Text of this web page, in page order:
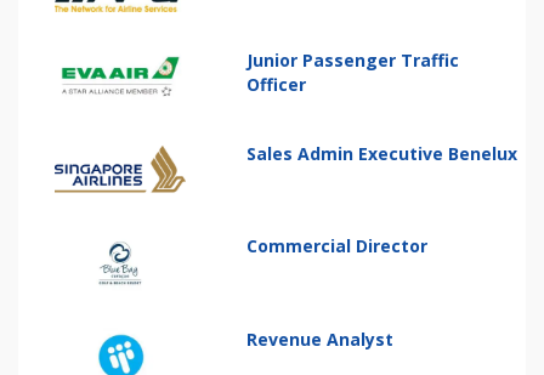
Junior Passenger Traffic
Officer
Sales Admin Executive Benelux
Commercial Director
Revenue Analyst